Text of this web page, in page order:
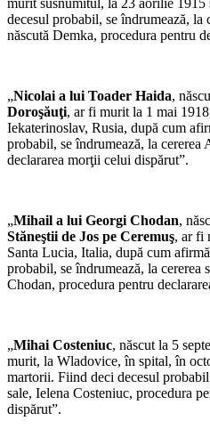
murit susnumitul, la 23 aorilie
decesul probabil, se îndrumează, la
născută Demka, procedura pentru
„Nicolai a lui Toader Haida,
Doroşăuţi, ar fi murit la 1 mai
Iekaterinoslav, Rusia, după cum
probabil, se îndrumează, la cererea
declararea morţii celui dispărut”.
„Mihail a lui Georgi Chodan,
Stăneştii de Jos pe Ceremuş, ar fi
Santa Lucia, Italia, după cum
probabil, se îndrumează, la
Chodan, procedura pentru
„Mihai Costeniuc, născut la 5
murit, la Wladovice, în spital, în
martorii. Fiind deci decesul
sale, Ielena Costeniuc, procedura
dispărut”.